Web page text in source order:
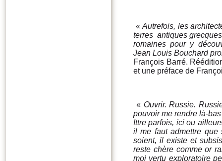
« Autrefois, les
terres antiques
romaines pour y
Jean Louis Bouchard
François Barré.
et une préface de
« Ouvrir. Russie.
pouvoir me rendre là-
Ittre parfois, ici ou
il me faut admettre que
soient, il existe et
reste chère comme or
moi vertu exploratoire